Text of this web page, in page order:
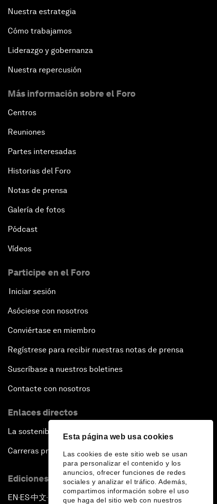
Esta página web usa cookies
Las cookies de este sitio web se usan
para personalizar el contenido y los
anuncios, ofrecer funciones de redes
sociales y analizar el tráfico. Además,
compartimos información sobre el uso
que haga del sitio web con nuestros
Nuestra estrategia
Cómo trabajamos
Liderazgo y gobernanza
Nuestra repercusión
Más información sobre el Foro
Centros
Reuniones
Partes interesadas
Historias del Foro
Notas de prensa
Galería de fotos
Pódcast
Vídeos
Participe en el Foro
Iniciar sesión
Asóciese con nosotros
Conviértase en miembro
Regístrese para recibir nuestras notas de prensa
Suscríbase a nuestros boletines
Contacte con nosotros
Enlaces directos
La sostenibilidad en el Foro
Carreras profesionales
Ediciones en otros idiomas
EN ▪ ES▪中文▪ 日本語